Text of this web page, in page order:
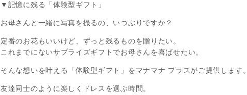
▼記憶に残る「体験型ギフト」
お母さんと一緒に写真を撮るの、いつぶりですか？
定番のお花もいいけど、ずっと残るものを贈りたい。
これまでにないサプライズギフトでお母さんを喜ばせたい。
そんな想いを叶える「体験型ギフト」をマナマナ プラスがご提供します。
友達同士のように楽しくドレスを選ぶ時間。